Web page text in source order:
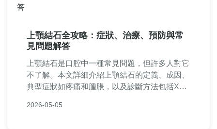
上顎結石全攻略：症狀、治療、預防與常
見問題解答
上顎結石是口腔中一種常見問題，但許多人對它
不了解。本文詳細介紹上顎結石的定義、成因、
典型症狀如疼痛和腫脹，以及診斷方法包括X光
2026-05-05